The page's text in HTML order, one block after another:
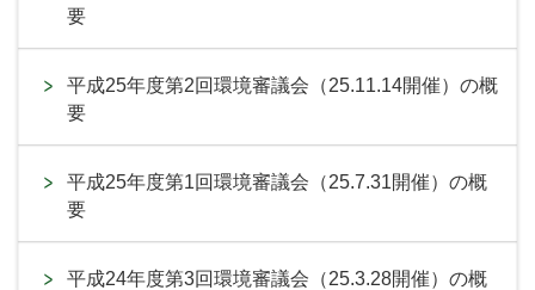
要
平成25年度第2回環境審議会（25.11.14開催）の概
要
平成25年度第1回環境審議会（25.7.31開催）の概
要
平成24年度第3回環境審議会（25.3.28開催）の概